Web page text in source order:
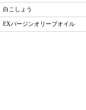
白こしょう
EXバージンオリーブオイル